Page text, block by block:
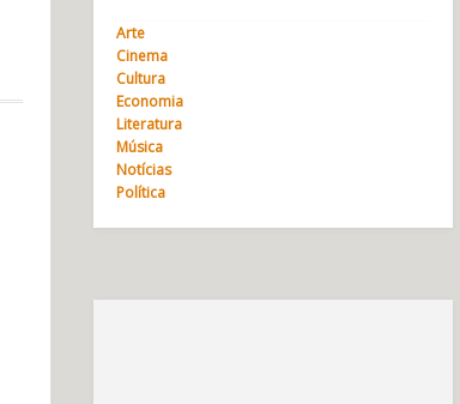
Arte
Cinema
Cultura
Economia
Literatura
Música
Notícias
Política